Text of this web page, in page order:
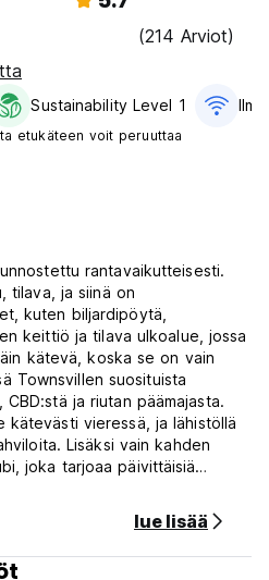
(214 Arviot)
Sustainability Level 1
etukäteen voit peruuttaa
rantavaikutteisesti.
tilava, ja siinä on
kuten biljardipöytä,
keittiö ja tilava ulkoalue, jossa
kätevä, koska se on vain
Townsvillen suosituista
ja riutan päämajasta.
kätevästi vieressä, ja lähistöllä
Lisäksi vain kahden
joka tarjoaa päivittäisiä
kirjautuu sisään itse,
sähköpostitse***
lue lisää